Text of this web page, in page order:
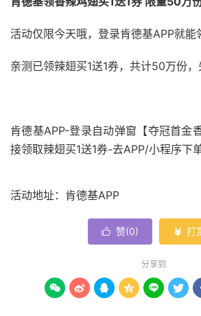
活动仅限今天哦，登录肯德基APP就能
亲测已领辣翅买1送1券，共计50万份
肯德基APP-登录自动弹窗【夺冠首金
接领取辣翅买1送1券-去APP/小程序下
活动地址：肯德基APP
 赞(0)  打
分享到
     